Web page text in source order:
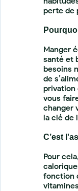
perte de
Manger
santé et
besoins
de
privation
vous
changer
la clé de
C’est
Pour
fonction